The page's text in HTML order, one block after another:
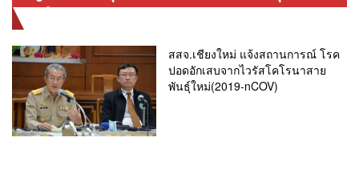
สสจ.เชียงใหม่ แจ้งสถานการณ์ โรค
ปอดอักเสบจากไวรัสโคโรนาสาย
พันธุ์ใหม่(2019-nCOV)